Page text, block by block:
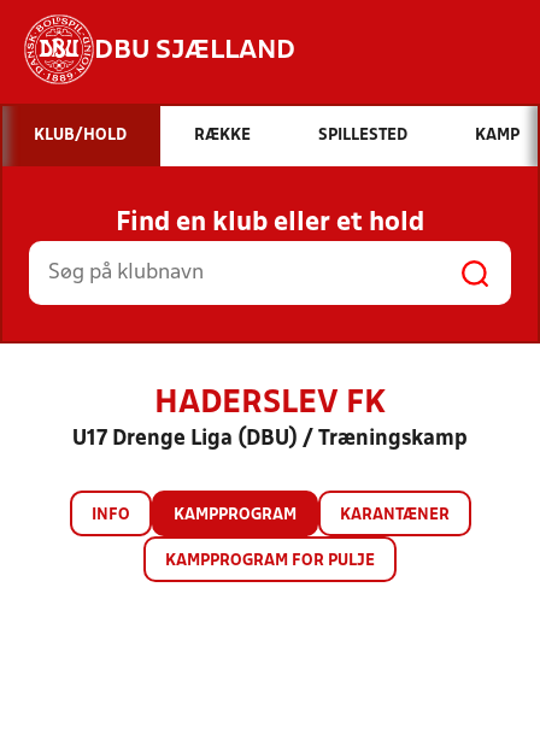
DBU SJÆLLAND
Hvad vil du søge efter?
INDHOLD OG NYHEDER
STILLINGER, RESULTATER, KLUBBER OG
HOLD
KLUB/HOLD RÆKKE SPILLESTED KAMP
Find en klub eller et hold
HADERSLEV FK
U17 Drenge Liga (DBU) / Træningskamp
INFO KAMPPROGRAM KARANTÆNER
KAMPPROGRAM FOR PULJE